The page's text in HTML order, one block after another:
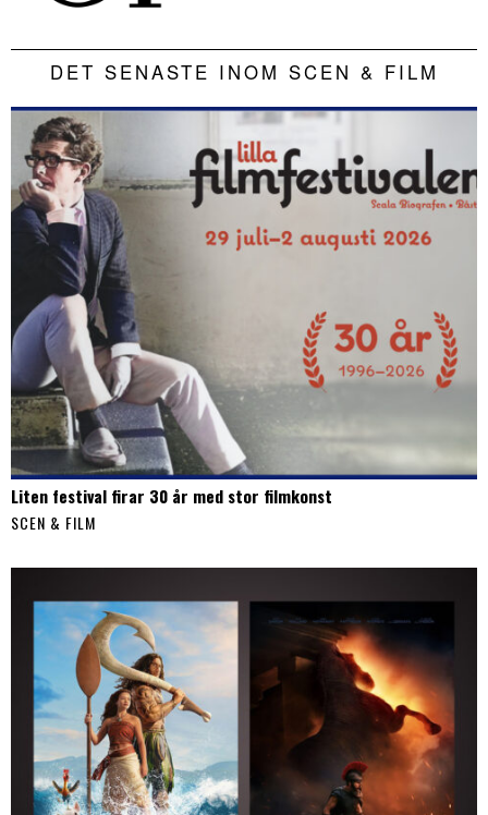
DET SENASTE INOM SCEN & FILM
Liten festival firar 30 år med stor filmkonst
SCEN & FILM